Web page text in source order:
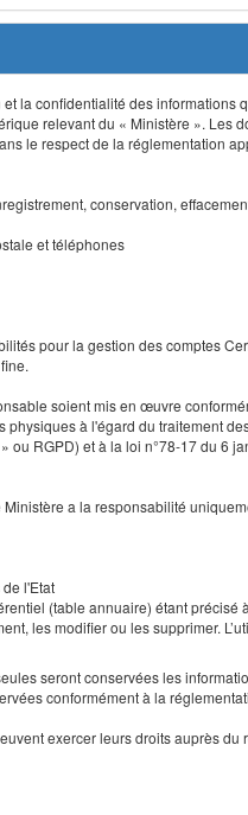
la confidentialité des informations
relevant du « Ministère ». Les
le respect de la réglementation
conservation,
et téléphones
pour la gestion des comptes
soient mis en œuvre
à l'égard du traitement
RGPD) et à la loi n°78-17 du 6
a la responsabilité
l'Etat
(table annuaire) étant précisé
les modifier ou les supprimer.
seront conservées les
conformément à la
exercer leurs droits auprès du